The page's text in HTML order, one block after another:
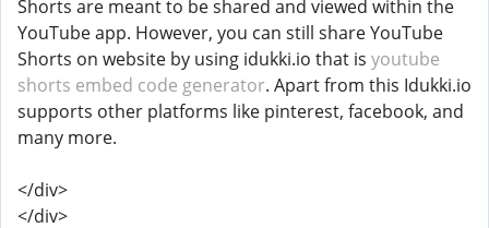
Shorts are meant to be shared and viewed within the
YouTube app. However, you can still share YouTube
Shorts on website by using idukki.io that is youtube
shorts embed code generator. Apart from this Idukki.io
supports other platforms like pinterest, facebook, and
many more.
</div>
</div>